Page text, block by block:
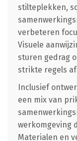
stilteplekken,
verbeteren
Visuele
sturen gedrag
strikte regels
Inclusief
een mix van
werkomgeving
Materialen en